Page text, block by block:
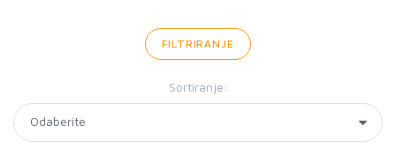
FILTRIRANJE
Sortiranje: